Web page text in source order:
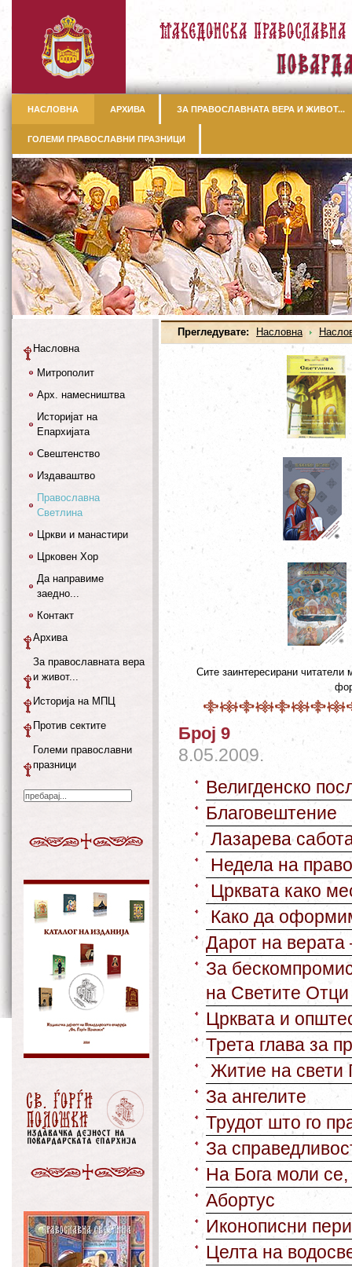
НАСЛОВНА АРХИВА ЗА ПРАВОСЛАВНАТА ВЕРА И ЖИВОТ...
ГОЛЕМИ ПРАВОСЛАВНИ ПРАЗНИЦИ
Прегледувате: Насловна
Сите заинтересирани
Број 9
8.05.2009.
Велигденско
Благовештение
Лазарева
Недела на
Црквата како
Како да
Дарот на
За
на Светите Отци
Црквата и
Трета глава за
Житие на свети
За ангелите
Трудот што го
За
На Бога моли
Абортус
Иконописни
Целта на
Насловна
Митрополит
Арх. намесништва
Историјат на
Епархијата
Свештенство
Издаваштво
Православна
Светлина
Цркви и манастири
Црковен Хор
Да направиме
заедно...
Контакт
Архива
За православната вера
и живот...
Историја на МПЦ
Против сектите
Големи православни
празници